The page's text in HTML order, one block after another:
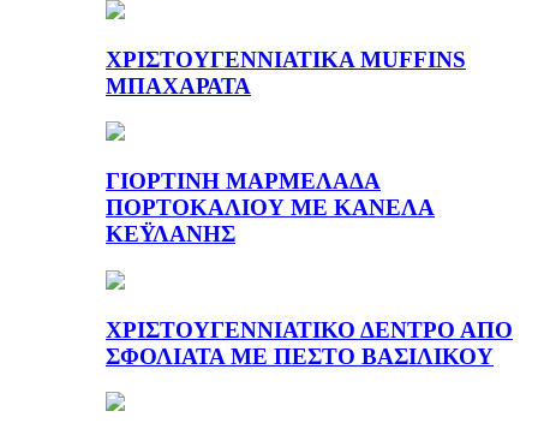
ΧΡΙΣΤΟΥΓΕΝΝΙΑΤΙΚΑ MUFFINS
ΜΠΑΧΑΡΑΤΑ
ΓΙΟΡΤΙΝΗ ΜΑΡΜΕΛΑΔΑ
ΠΟΡΤΟΚΑΛΙΟΥ ΜΕ ΚΑΝΕΛΑ
ΚΕΫΛΑΝΗΣ
ΧΡΙΣΤΟΥΓΕΝΝΙΑΤΙΚΟ ΔΕΝΤΡΟ ΑΠΟ
ΣΦΟΛΙΑΤΑ ΜΕ ΠΕΣΤΟ ΒΑΣΙΛΙΚΟΥ